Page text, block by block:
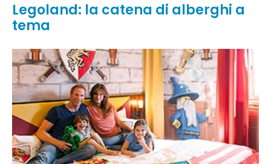
Legoland: la catena di alberghi a
tema